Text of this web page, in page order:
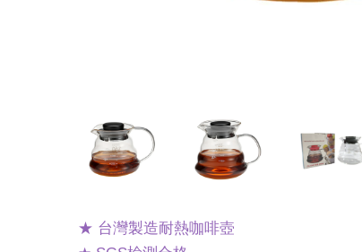
★ 台灣製造耐熱咖啡壺